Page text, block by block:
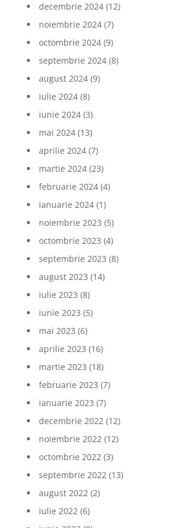
decembrie 2024(12)
noiembrie 2024(7)
octombrie 2024(9)
septembrie 2024(8)
august 2024(9)
iulie 2024(8)
iunie 2024(3)
mai 2024(13)
aprilie 2024(7)
martie 2024(23)
februarie 2024(4)
ianuarie 2024(1)
noiembrie 2023 (5)
octombrie 2023 (4)
septembrie 2023 (8)
august 2023 (14)
iulie 2023 (8)
iunie 2023 (5)
mai 2023 (6)
aprilie 2023 (16)
martie 2023 (18)
februarie 2023 (7)
ianuarie 2023 (7)
decembrie 2022(12)
noiembrie 2022(12)
octombrie 2022(3)
septembrie 2022(13)
august 2022(2)
iulie 2022(6)